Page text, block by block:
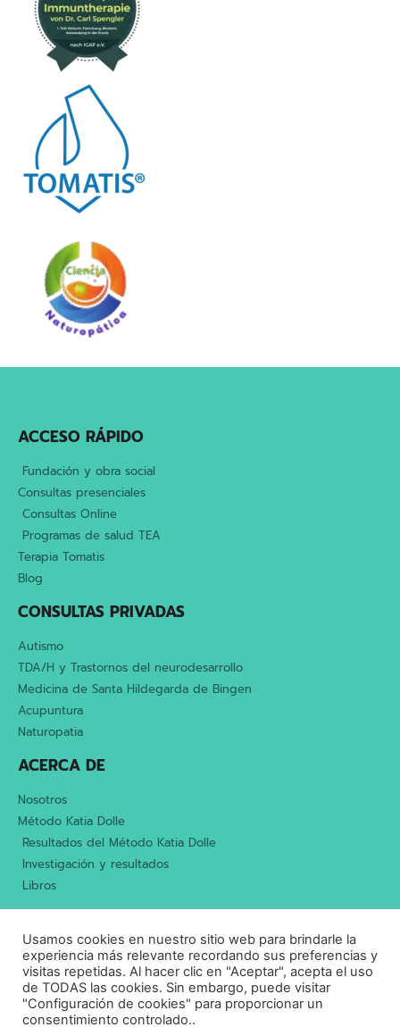
ACCESO RÁPIDO
Fundación y obra social
Consultas presenciales
Consultas Online
Programas de salud TEA
Terapia Tomatis
Blog
CONSULTAS PRIVADAS
Autismo
TDA/H y Trastornos del neurodesarrollo
Medicina de Santa Hildegarda de Bingen
Acupuntura
Naturopatia
ACERCA DE
Nosotros
Método Katia Dolle
Resultados del Método Katia Dolle
Investigación y resultados
Libros
Aviso legalPolítica de privacidad Cookies
Marco ético y profesional
Usamos cookies en nuestro sitio web para brindarle la
experiencia más relevante recordando sus preferencias y
visitas repetidas. Al hacer clic en "Aceptar", acepta el uso
de TODAS las cookies. Sin embargo, puede visitar
"Configuración de cookies" para proporcionar un
consentimiento controlado..